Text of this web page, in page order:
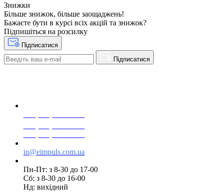
Знижки
Більше знижок, більше заощаджень!
Бажаєте бути в курсі всіх акцій та знижок?
Підпишіться на розсилку
Підписатися
Підписатися
in@eimpuls.com.ua
Пн-Пт: з 8-30 до 17-00
Сб: з 8-30 до 16-00
Нд: вихідний